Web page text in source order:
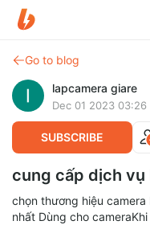
Go to blog
lapcamera giare
Dec 01 2023 03:26
SUBSCRIBE
cung cấp dịch vụ
chọn thương hiệu
nhất Dùng cho